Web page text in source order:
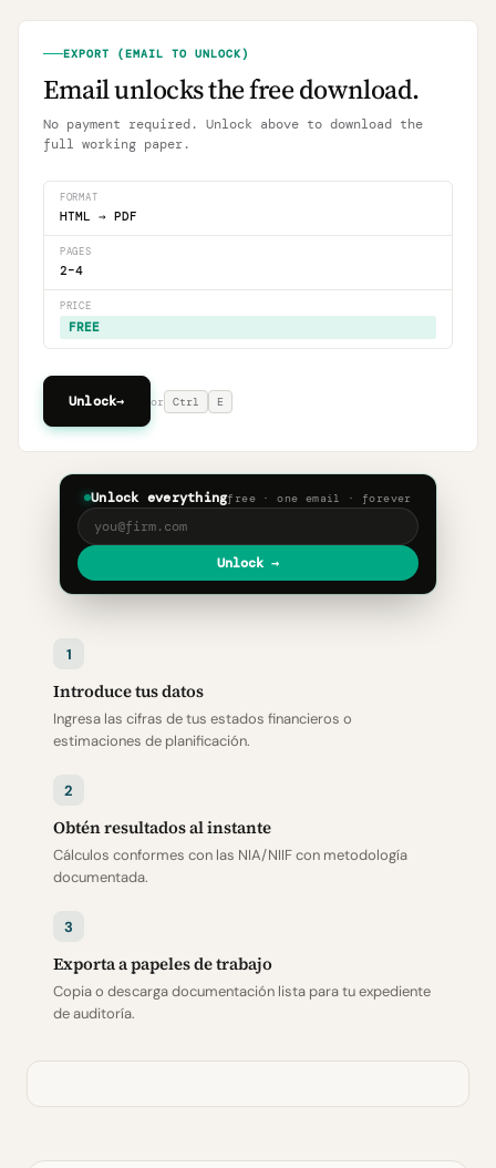
EXPORT (EMAIL TO UNLOCK)
Email unlocks the free download.
No payment required. Unlock above to download the
full working paper.
FORMAT
HTML → PDF
PAGES
2–4
PRICE
FREE
Unlock→ or Ctrl E
Unlock everythingfree · one email · forever
Unlock →
1
Introduce tus datos
Ingresa las cifras de tus estados financieros o
estimaciones de planificación.
2
Obtén resultados al instante
Cálculos conformes con las NIA/NIIF con metodología
documentada.
3
Exporta a papeles de trabajo
Copia o descarga documentación lista para tu expediente
de auditoría.